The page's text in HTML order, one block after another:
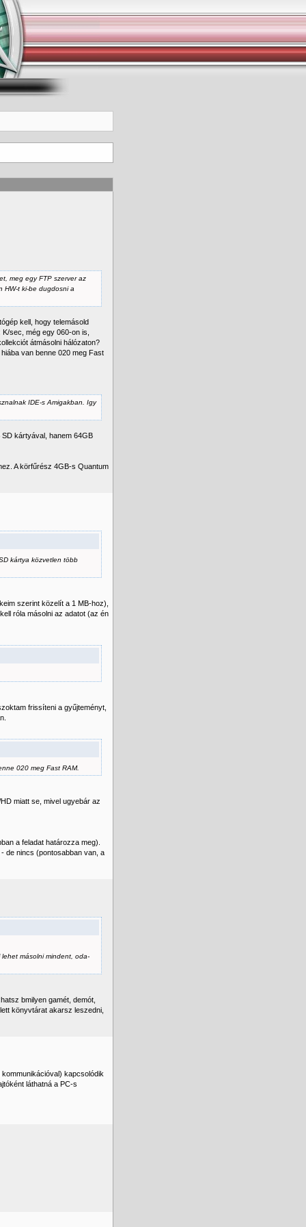
meg egy FTP szerver az
HW-t ki-be dugdosni a
kell, hogy telemásold
sec, még egy 060-on is,
átmásolni hálózaton?
van benne 020 meg Fast
IDE-s Amigakban. Igy
kártyával, hanem 64GB
A körfűrész 4GB-s Quantum
kártya közvetlen több
szerint közelít a 1 MB-hoz),
róla másolni az adatot (az én
frissíteni a gyűjteményt,
020 meg Fast RAM.
miatt se, mivel ugyebár az
a feladat határozza meg).
de nincs (pontosabban van, a
lehet másolni mindent, oda-
bmilyen gamét, demót,
könyvtárat akarsz leszedni,
kapcsolódik
láthatná a PC-s